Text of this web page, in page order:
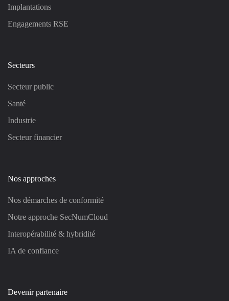
Implantations
Engagements RSE
Secteurs
Secteur public
Santé
Industrie
Secteur financier
Nos approches
Nos démarches de conformité
Notre approche SecNumCloud
Interopérabilité & hybridité
IA de confiance
Devenir partenaire